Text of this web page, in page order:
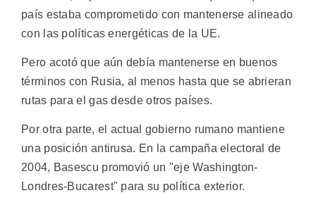
país estaba comprometido con mantenerse alineado
con las políticas energéticas de la UE.
Pero acotó que aún debía mantenerse en buenos
términos con Rusia, al menos hasta que se abrieran
rutas para el gas desde otros países.
Por otra parte, el actual gobierno rumano mantiene
una posición antirusa. En la campaña electoral de
2004, Basescu promovió un "eje Washington-
Londres-Bucarest" para su política exterior.